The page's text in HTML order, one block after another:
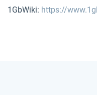
1GbWiki: https://